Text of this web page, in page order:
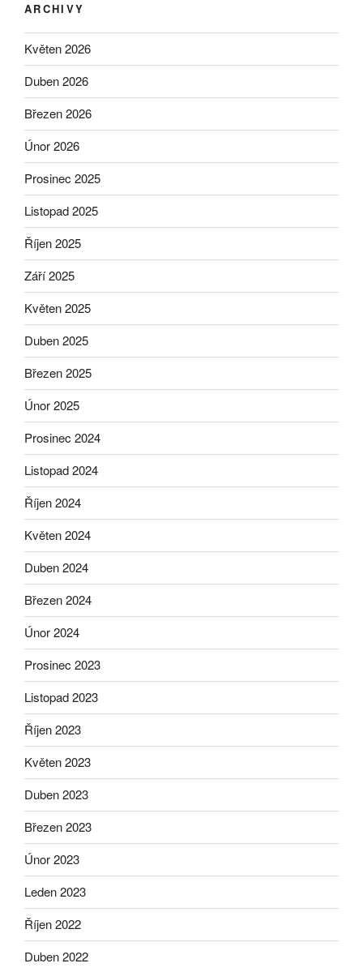
ARCHIVY
Květen 2026
Duben 2026
Březen 2026
Únor 2026
Prosinec 2025
Listopad 2025
Říjen 2025
Září 2025
Květen 2025
Duben 2025
Březen 2025
Únor 2025
Prosinec 2024
Listopad 2024
Říjen 2024
Květen 2024
Duben 2024
Březen 2024
Únor 2024
Prosinec 2023
Listopad 2023
Říjen 2023
Květen 2023
Duben 2023
Březen 2023
Únor 2023
Leden 2023
Říjen 2022
Duben 2022